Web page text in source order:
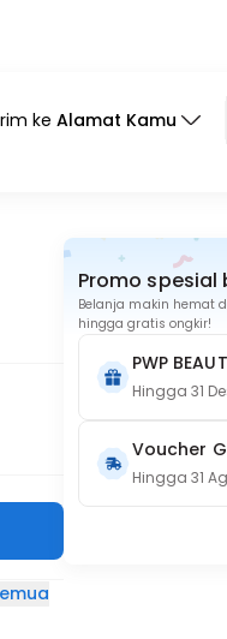
ke Alamat Kamu
Promo spesial
Belanja makin hemat
hingga gratis ongkir!
PWP
Hingga31
Voucher
15RB
Hingga31